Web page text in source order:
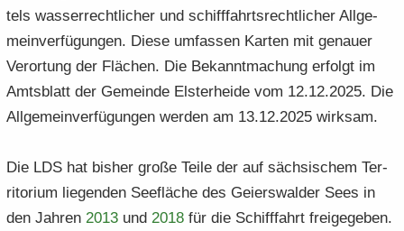
tels was­ser­recht­li­cher und schiff­fahrts­recht­li­cher All­ge­
mein­ver­fü­gun­gen. Diese um­fas­sen Kar­ten mit ge­nau­er
Ver­or­tung der Flä­chen. Die Be­kannt­ma­chung er­folgt im
Amts­blatt der Ge­mein­de Els­ter­hei­de vom 12.12.2025. Die
All­ge­mein­ver­fü­gun­gen wer­den am 13.12.2025 wirk­sam.
Die LDS hat bis­her große Teile der auf säch­si­schem Ter­
ri­to­ri­um lie­gen­den See­flä­che des Gei­ers­wal­der Sees in
den Jah­ren 2013 und 2018 für die Schiff­fahrt frei­ge­ge­ben.